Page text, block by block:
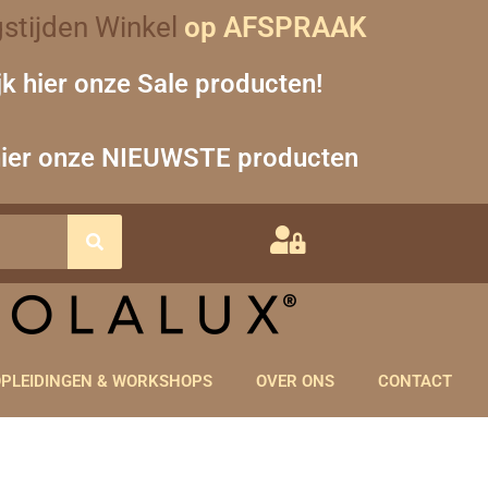
Winkel op AFSPRAAK
hier onze Sale producten!
onze NIEUWSTE producten
& WORKSHOPS OVER ONS CONTACT